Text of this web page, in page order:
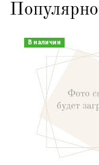
В наличии